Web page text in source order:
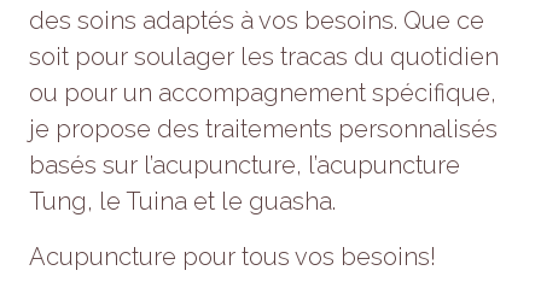
des soins adaptés à vos besoins. Que ce
soit pour soulager les tracas du quotidien
ou pour un accompagnement spécifique,
je propose des traitements personnalisés
basés sur l’acupuncture, l’acupuncture
Tung, le Tuina et le guasha.
Acupuncture pour tous vos besoins!
visitez notre
site, vous
les chances
de voir du
contenu et
des offres